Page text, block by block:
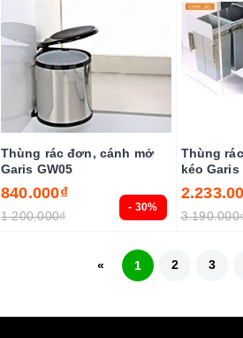
- 30%
Thùng rác đơn, cánh mở
Garis GW05
840.000₫
1.200.000₫
Thùng
kéo Garis
« 1 2 3